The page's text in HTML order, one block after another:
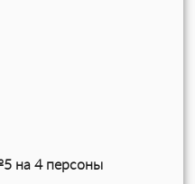
на 4 персоны